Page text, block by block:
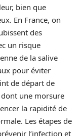
bien que
En France, on
des
un risque
de la salive
pour éviter
de départ de
une morsure
la rapidité de
Les étapes de
l’infection et